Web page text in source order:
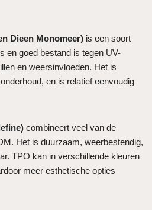
Dieen Monomeer) is een soort
en goed bestand is tegen UV-
en weersinvloeden. Het is
en is relatief eenvoudig
combineert veel van de
Het is duurzaam, weerbestendig,
TPO kan in verschillende kleuren
meer esthetische opties